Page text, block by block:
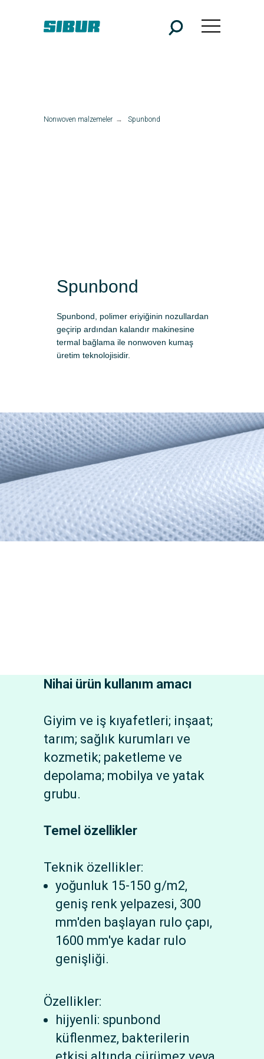
Nonwoven malzemeler → Spunbond
Spunbond
Spunbond, polimer eriyiğinin nozullardan
geçirip ardından kalandır makinesine
termal bağlama ile nonwoven kumaş
üretim teknolojisidir.
Başvuru yap
Nihai ürün kullanım amacı
Giyim ve iş kıyafetleri; inşaat;
tarım; sağlık kurumları ve
kozmetik; paketleme ve
depolama; mobilya ve yatak
grubu.
Temel özellikler
Teknik özellikler:
yoğunluk 15-150 g/m2,
geniş renk yelpazesi, 300
mm'den başlayan rulo çapı,
1600 mm'ye kadar rulo
genişliği.
Özellikler:
hijyenli: spunbond
küflenmez, bakterilerin